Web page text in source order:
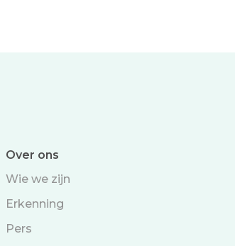
Over ons
Wie we zijn
Erkenning
Pers